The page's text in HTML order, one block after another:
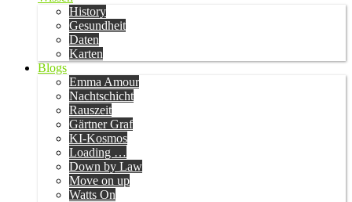
History
Gesundheit
Daten
Karten
Blogs
Emma Amour
Nachtschicht
Rauszeit
Gärtner Graf
KI-Kosmos
Loading …
Down by Law
Move on up
Watts On